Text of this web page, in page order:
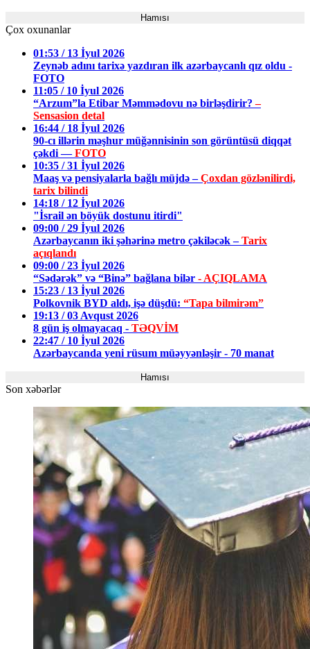
Hamısı
Çox oxunanlar
01:53 / 13 İyul 2026
Zeynəb adını tarixə yazdıran ilk azərbaycanlı qız oldu -
FOTO
11:05 / 10 İyul 2026
“Arzum”la Etibar Məmmədovu nə birləşdirir?–
Sensasion detal
16:44 / 18 İyul 2026
90-cı illərin məşhur müğənnisinin son görüntüsü diqqət
çəkdi —FOTO
10:35 / 31 İyul 2026
Maaş və pensiyalarla bağlı müjdə –Çoxdan gözlənilirdi,
tarix bilindi
14:18 / 12 İyul 2026
"İsrail ən böyük dostunu itirdi"
09:00 / 29 İyul 2026
Azərbaycanın iki şəhərinə metro çəkiləcək –Tarix
açıqlandı
09:00 / 23 İyul 2026
“Sədərək” və “Binə” bağlana bilər - AÇIQLAMA
15:23 / 13 İyul 2026
Polkovnik BYD aldı, işə düşdü: “Tapa bilmirəm”
19:13 / 03 Avqust 2026
8 gün iş olmayacaq - TƏQVİM
22:47 / 10 İyul 2026
Azərbaycanda yeni rüsum müəyyənləşir - 70 manat
Hamısı
Son xəbərlər